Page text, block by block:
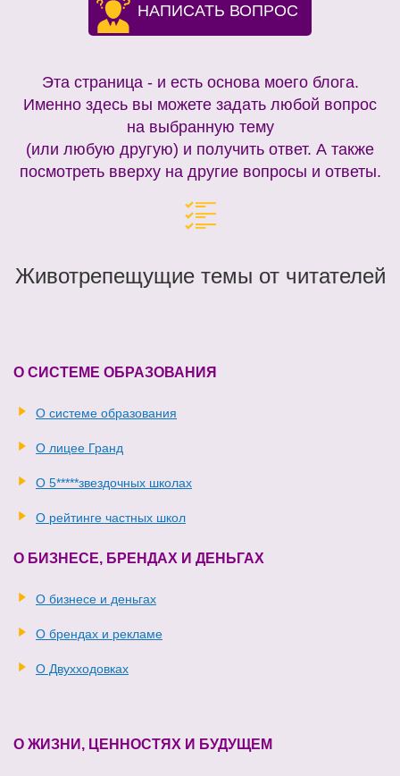
НАПИСАТЬ ВОПРОС
Эта страница - и есть основа моего блога.
Именно здесь вы можете задать любой вопрос
на выбранную тему
(или любую другую) и получить ответ. А также
посмотреть вверху на другие вопросы и ответы.
Животрепещущие темы от читателей
О СИСТЕМЕ ОБРАЗОВАНИЯ
О системе образования
О лицее Гранд
О 5*****звездочных школах
О рейтинге частных школ
О БИЗНЕСЕ, БРЕНДАХ И ДЕНЬГАХ
О бизнесе и деньгах
О брендах и рекламе
О Двухходовках
О ЖИЗНИ, ЦЕННОСТЯХ И БУДУЩЕМ